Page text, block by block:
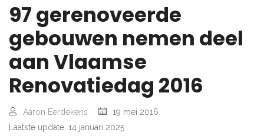
97 gerenoveerde
gebouwen nemen deel
aan Vlaamse
Renovatiedag 2016
Aaron Eerdekens
19 mei 2016
Laatste update: 14 januari 2025